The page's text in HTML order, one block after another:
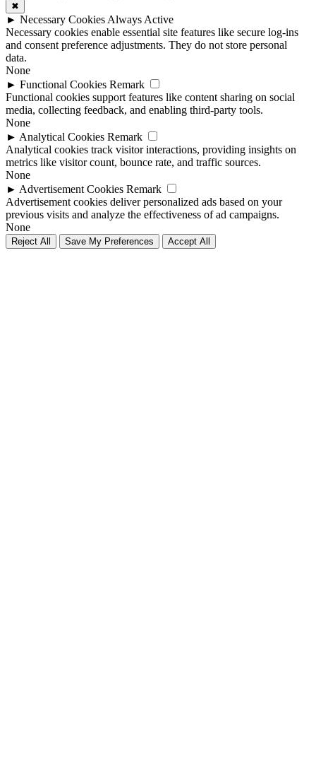
✖
► Necessary Cookies Always Active
Necessary cookies enable essential site features like secure log-ins
and consent preference adjustments. They do not store personal
data.
None
► Functional Cookies Remark
Functional cookies support features like content sharing on social
media, collecting feedback, and enabling third-party tools.
None
► Analytical Cookies Remark
Analytical cookies track visitor interactions, providing insights on
metrics like visitor count, bounce rate, and traffic sources.
None
► Advertisement Cookies Remark
Advertisement cookies deliver personalized ads based on your
previous visits and analyze the effectiveness of ad campaigns.
None
Reject All Save My Preferences Accept All